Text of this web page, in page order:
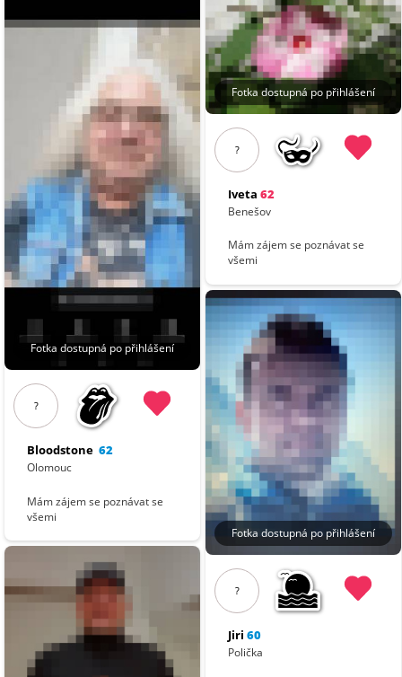
Fotka dostupná po přihlášení
?
Bloodstone 62
Olomouc
Mám zájem se poznávat se
všemi
Fotka dostupná po přihlášení
?
Iveta 62
Benešov
Mám zájem se poznávat se
všemi
Fotka dostupná po přihlášení
?
Jiri 60
Polička